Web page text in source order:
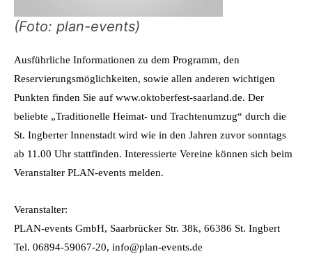
(Foto: plan-events)
Ausführliche Informationen zu dem Programm, den
Reservierungsmöglichkeiten, sowie allen anderen wichtigen
Punkten finden Sie auf www.oktoberfest-saarland.de. Der
beliebte „Traditionelle Heimat- und Trachtenumzug“ durch die
St. Ingberter Innenstadt wird wie in den Jahren zuvor sonntags
ab 11.00 Uhr stattfinden. Interessierte Vereine können sich beim
Veranstalter PLAN-events melden.
Veranstalter:
PLAN-events GmbH, Saarbrücker Str. 38k, 66386 St. Ingbert
Tel. 06894-59067-20, info@plan-events.de